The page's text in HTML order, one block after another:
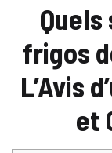
frigos
L’Avis
et